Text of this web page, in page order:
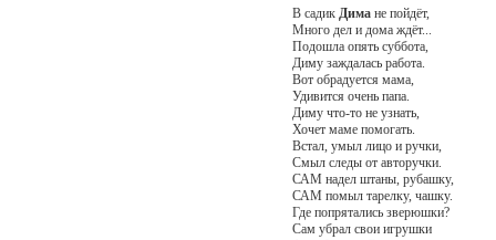
В садик Димане пойдёт,
Много дел и дома ждёт...
Подошла опять суббота,
Диму заждалась работа.
Вот обрадуется мама,
Удивится очень папа.
Диму что-то не узнать,
Хочет маме помогать.
Встал, умыл лицо и ручки,
Смыл следы от авторучки.
САМ надел штаны, рубашку,
САМ помыл тарелку, чашку.
Где попрятались зверюшки?
Сам убрал свои игрушки